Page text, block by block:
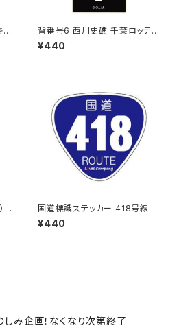
ャ
背番号6 西川史礁 千葉ロッテマ
リーンズ 選手ステッカー（ブラッ
クB)
¥440
ス
国道標識ステッカー 418号線
¥440
しみ企画！なくなり次第終了